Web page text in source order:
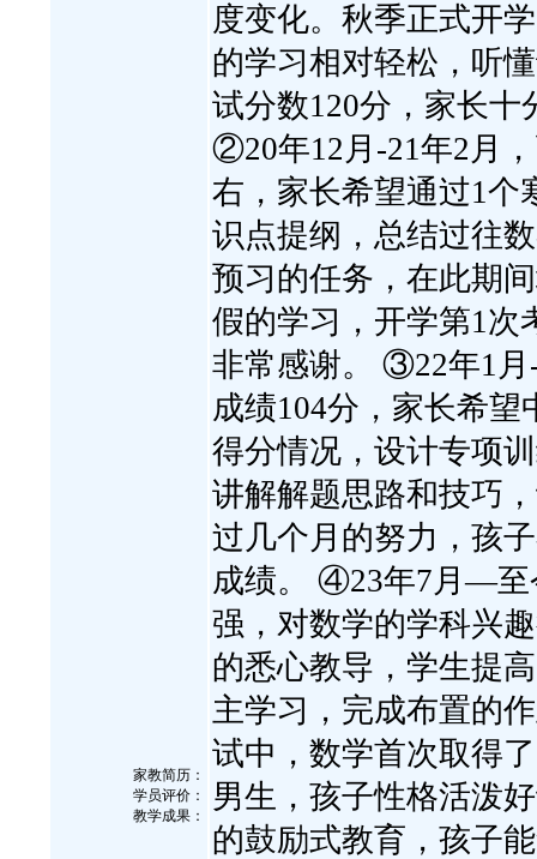
家教简历：
学员评价：
教学成果：
度变化。秋季正式开
的学习相对轻松，听
试分数120分，家长
②20年12月-21年2月
右，家长希望通过1个
识点提纲，总结过往
预习的任务，在此期
假的学习，开学第1次
非常感谢。 ③22年1月
成绩104分，家长希
得分情况，设计专项
讲解解题思路和技巧
过几个月的努力，孩
成绩。 ④23年7月—至
强，对数学的学科兴
的悉心教导，学生提
主学习，完成布置的
试中，数学首次取得
男生，孩子性格活泼
的鼓励式教育，孩子